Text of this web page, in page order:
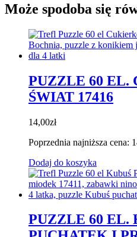
Może spodoba się
PUZZLE 60 EL.
ŚWIAT 17416
14,00zł
Poprzednia najniższa cena:
Dodaj do koszyka
PUZZLE 60 EL.